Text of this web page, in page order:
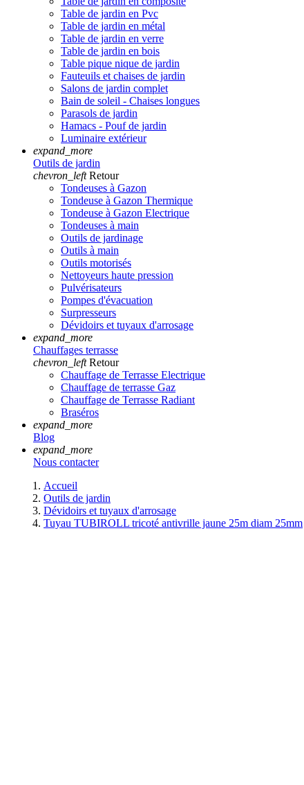
Table de jardin en Pvc
Table de jardin en métal
Table de jardin en verre
Table de jardin en bois
Table pique nique de jardin
Fauteuils et chaises de jardin
Salons de jardin complet
Bain de soleil - Chaises longues
Parasols de jardin
Hamacs - Pouf de jardin
Luminaire extérieur
expand_more
Outils de jardin
chevron_left Retour
Tondeuses à Gazon
Tondeuse à Gazon Thermique
Tondeuse à Gazon Electrique
Tondeuses à main
Outils de jardinage
Outils à main
Outils motorisés
Nettoyeurs haute pression
Pulvérisateurs
Pompes d'évacuation
Surpresseurs
Dévidoirs et tuyaux d'arrosage
expand_more
Chauffages terrasse
chevron_left Retour
Chauffage de Terrasse Electrique
Chauffage de terrasse Gaz
Chauffage de Terrasse Radiant
Braséros
expand_more
Blog
expand_more
Nous contacter
Accueil
Outils de jardin
Dévidoirs et tuyaux d'arrosage
Tuyau TUBIROLL tricoté antivrille jaune 25m diam 25mm